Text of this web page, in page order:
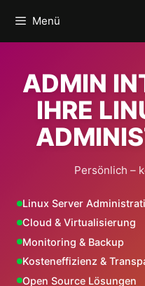
Inhalt
springen
Menü
ADMIN
IHRE
Persönlich –
Linux Server
Cloud & Virtualisierung
Monitoring & Backup
Kosteneffizienz &
Open Source Lösungen